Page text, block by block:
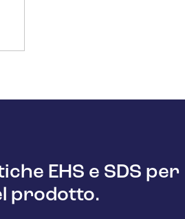
EHS e SDS per
prodotto.